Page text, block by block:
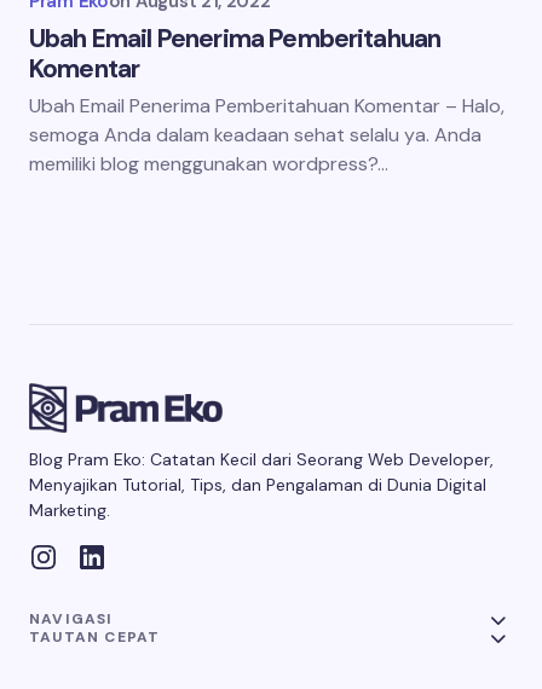
Ubah Email Penerima Pemberitahuan
Komentar
Ubah Email Penerima Pemberitahuan Komentar – Halo,
semoga Anda dalam keadaan sehat selalu ya. Anda
memiliki blog menggunakan wordpress?…
Blog Pram Eko: Catatan Kecil dari Seorang Web Developer,
Menyajikan Tutorial, Tips, dan Pengalaman di Dunia Digital
Marketing.
NAVIGASI
TAUTAN CEPAT